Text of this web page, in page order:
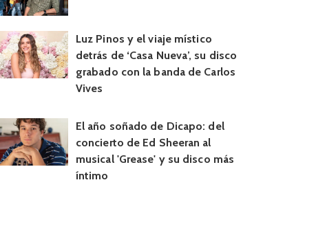
Luz Pinos y el viaje místico
detrás de ‘Casa Nueva’, su disco
grabado con la banda de Carlos
Vives
El año soñado de Dicapo: del
concierto de Ed Sheeran al
musical 'Grease' y su disco más
íntimo